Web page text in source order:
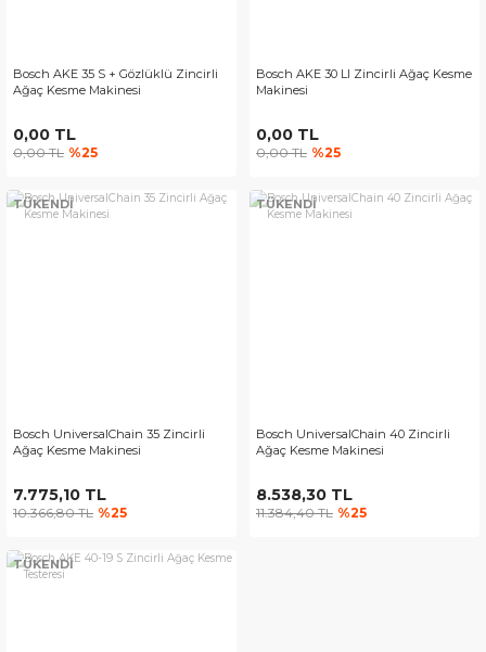
Bosch AKE 35 S + Gözlüklü Zincirli
Ağaç Kesme Makinesi
0,00 TL
0,00 TL %25
Bosch AKE 30 LI Zincirli Ağaç Kesme
Makinesi
0,00 TL
0,00 TL %25
TÜKENDİ
Bosch UniversalChain 35 Zincirli
Ağaç Kesme Makinesi
7.775,10 TL
10.366,80 TL %25
TÜKENDİ
Bosch UniversalChain 40 Zincirli
Ağaç Kesme Makinesi
8.538,30 TL
11.384,40 TL %25
TÜKENDİ